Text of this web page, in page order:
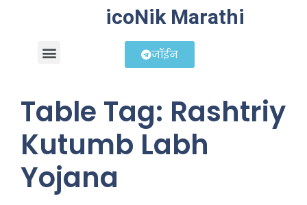
icoNik Marathi
जॉईन
Table Tag: Rashtriy
Kutumb Labh
Yojana